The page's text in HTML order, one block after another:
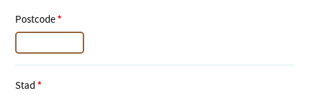
Postcode *
Stad *